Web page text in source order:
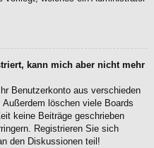
kann mich aber nicht mehr
Benutzerkonto aus verschieden
löschen viele Boards
keine Beiträge geschrieben
Registrieren Sie sich
den Diskussionen teil!